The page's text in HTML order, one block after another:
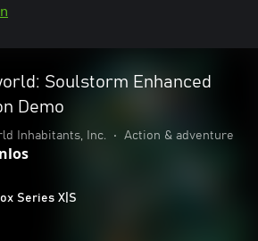
Soulstorm Enhanced
Demo
Inhabitants, Inc. • Action & adventure
Series X|S